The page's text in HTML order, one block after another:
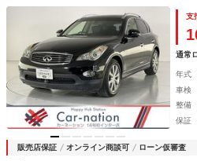
／オートライト／アクティブＡＦＳ
テアリング／左右独立ＡＡＣ／前
ックカメラ
支
通常
年式
車検
整備
保証
販売店保証 オンライン商談可 ローン仮審査